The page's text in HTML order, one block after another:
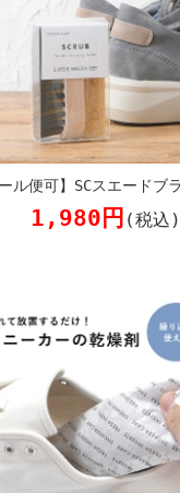
ール便可】SCスエードブ
1,980円 (税込)